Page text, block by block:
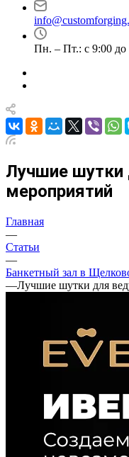
Пн. – Пт.: с 9:00 до
Лучшие
мероприятий
Главная
—
Статьи
—
Банкетный зал в
—Лучшие шутки для